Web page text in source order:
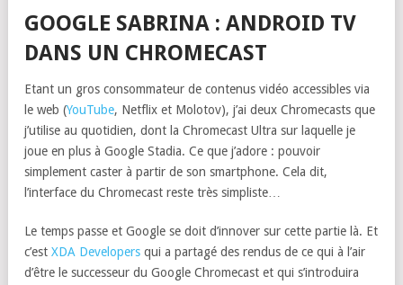
GOOGLE SABRINA : ANDROID TV
DANS UN CHROMECAST
Etant un gros consommateur de contenus vidéo accessibles via
le web (YouTube, Netflix et Molotov), j’ai deux Chromecasts que
j’utilise au quotidien, dont la Chromecast Ultra sur laquelle je
joue en plus à Google Stadia. Ce que j’adore : pouvoir
simplement caster à partir de son smartphone. Cela dit,
l’interface du Chromecast reste très simpliste…
Le temps passe et Google se doit d’innover sur cette partie là. Et
c’est XDA Developers qui a partagé des rendus de ce qui à l’air
d’être le successeur du Google Chromecast et qui s’introduira